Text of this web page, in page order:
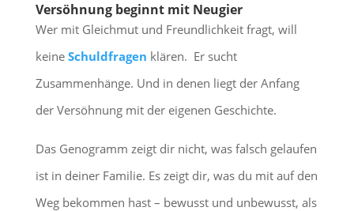
Versöhnung beginnt mit Neugier
Wer mit Gleichmut und Freundlichkeit fragt, will
keine Schuldfragen klären. Er sucht
Zusammenhänge. Und in denen liegt der Anfang
der Versöhnung mit der eigenen Geschichte.
Das Genogramm zeigt dir nicht, was falsch gelaufen
ist in deiner Familie. Es zeigt dir, was du mit auf den
Weg bekommen hast – bewusst und unbewusst, als